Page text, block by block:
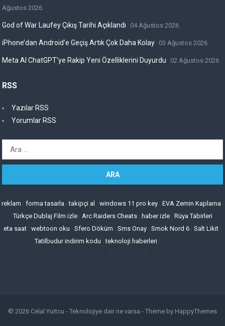
Ağustos 2026
God of War Laufey Çıkış Tarihi Açıklandı 04 Ağustos 2026
iPhone’dan Android’e Geçiş Artık Çok Daha Kolay 03 Ağustos 2026
Meta AI ChatGPT’ye Rakip Yeni Özelliklerini Duyurdu 02 Ağustos 2026
RSS
Yazılar RSS
Yorumlar RSS
Arama:
reklam forma tasarla |takipçi al windows 11 pro key| EVA Zemin Kaplama
Türkçe Dublaj Film izle| Arc Raiders Cheats| haber izle| Rüya Tabirleri
eta saat webtoon oku Sfero Döküm Sms Onay Smok Nord 6 Salt Likit
Tatilbudur indirim kodu |teknoloji haberleri|
© 2026 Celal Yurtcu - Teknolojiye dair ne varsa - Theme by HappyThemes